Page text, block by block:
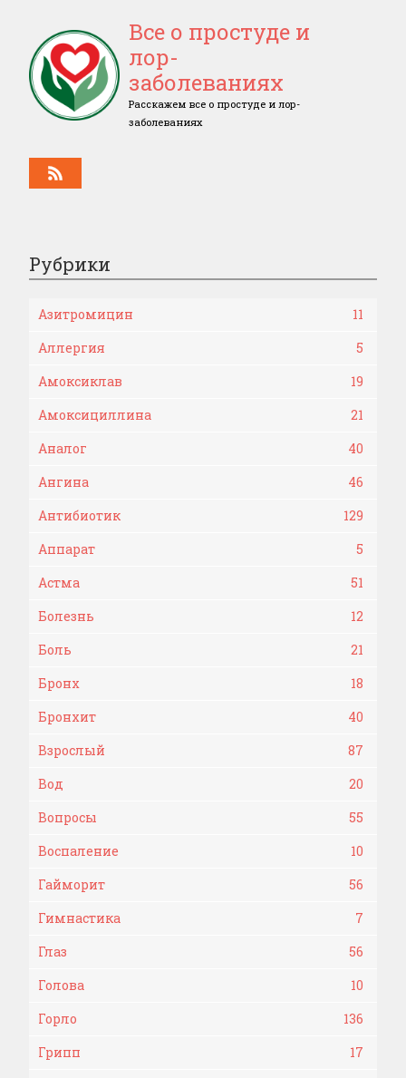
Все о простуде и
лор-
заболеваниях
Расскажем все о простуде и лор-
заболеваниях
Рубрики
Азитромицин
11
Аллергия
5
Амоксиклав
19
Амоксициллина
21
Аналог
40
Ангина
46
Антибиотик
129
Аппарат
5
Астма
51
Болезнь
12
Боль
21
Бронх
18
Бронхит
40
Взрослый
87
Вод
20
Вопросы
55
Воспаление
10
Гайморит
56
Гимнастика
7
Глаз
56
Голова
10
Горло
136
Грипп
17